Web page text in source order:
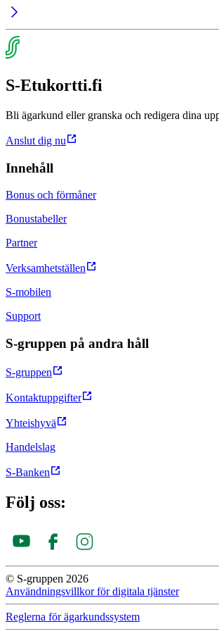
S-Etukortti.fi
Bli ägarkund eller granska och redigera dina
Anslut dig nu
Innehåll
Bonus och förmåner
Bonustabeller
Partner
Verksamhetställen
S-mobilen
Support
S-gruppen på andra håll
S-gruppen
Kontaktuppgifter
Yhteishyvä
Handelslag
S-Banken
Följ oss:
© S-gruppen 2026
Användningsvillkor för digitala tjänster
Reglerna för ägar­kunds­system